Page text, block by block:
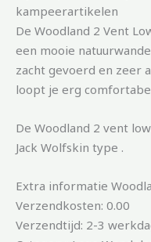
kampeerartikelen
De Woodland 2 Vent
een mooie
zacht gevoerd en zeer
loopt je erg
De Woodland 2 vent
Jack Wolfskin type .
Extra informatie
Verzendkosten: 0.00
Verzendtijd: 2-3